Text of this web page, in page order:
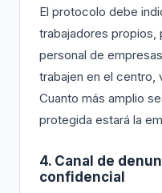
El protocolo debe
trabajadores propios,
personal de
trabajen en el
Cuanto más amplio
protegida estará la
4. Canal de
confidencial